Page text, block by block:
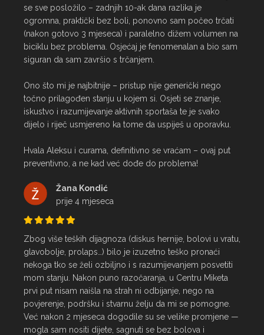
se sve posložilo – zadnjih 10-ak dana razlika je
ogromna, praktički bez boli, ponovno sam počeo trčati
(nakon gotovo 3 mjeseca) i paralelno dižem volumen na
biciklu bez problema. Osjećaj je fenomenalan a bio sam
siguran da sam završio s trčanjem.
Ono što mi je najbitnije – pristup nije generički nego
točno prilagođen stanju u kojem si. Osjeti se znanje,
iskustvo i razumijevanje aktivnih sportaša te je svako
dijelo i riječ usmjereno ka tome da uspiješ u oporavku.
Hvala Aleksu i curama, definitivno se vraćam – ovaj put
preventivno, a ne kad već dođe do problema!
Žana Kondić
prije 4 mjeseca
Zbog više teških dijagnoza (diskus hernije, bolovi u vratu,
glavobolje, prolaps…) bilo je izuzetno teško pronaći
nekoga tko se želi ozbiljno i s razumijevanjem posvetiti
mom stanju. Nakon puno razočaranja, u Centru Miketa
prvi put nisam naišla na strah ni odbijanje, nego na
povjerenje, podršku i stvarnu želju da mi se pomogne.
Već nakon 2 mjeseca dogodile su se velike promjene —
mogla sam nositi dijete, sagnuti se bez bolova i